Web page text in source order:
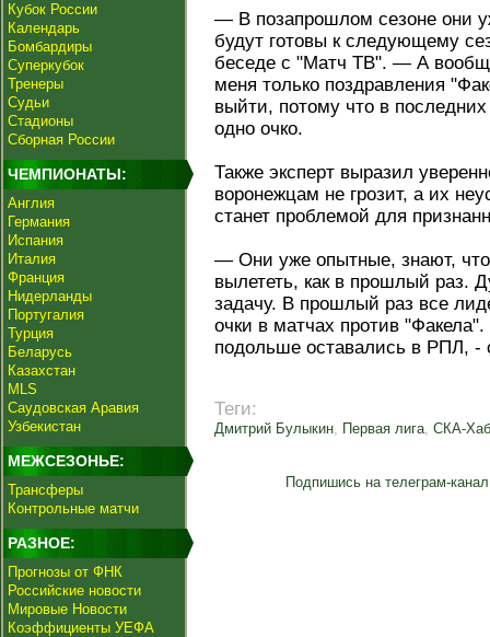
Кубок России
Календарь
Бомбардиры
Суперкубок
Тренеры
Судьи
Стадионы
Сборная России
ЧЕМПИОНАТЫ:
Англия
Германия
Испания
Италия
Франция
Нидерланды
Португалия
Турция
Беларусь
Казахстан
MLS
Саудовская Аравия
Узбекистан
МЕЖСЕЗОНЬЕ:
Трансферы
Контрольные матчи
РАЗНОЕ:
Прогнозы от ФНК
Российские новости
Мировые Новости
Коэффициенты УЕФА
— В позапрошлом сезоне они
будут готовы к следующему
беседе с "Матч ТВ". — А
меня только поздравления
выйти, потому что в
одно очко.
Также эксперт выразил
воронежцам не грозит, а их
станет проблемой для
— Они уже опытные, знают,
вылететь, как в прошлый раз.
задачу. В прошлый раз все
очки в матчах против
подольше оставались в РПЛ, -
Теги:
Дмитрий Булыкин, Первая лига, СКА-
Подпишись на телеграм-